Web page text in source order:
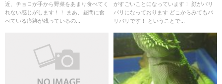
近、チョロが手から野菜をあまり食べてく
れない感じがします！！ まあ、昼間に食
べている痕跡が残っているの...
がすごいことになっています！ 顔がバリ
バリになっております どこからみてもバ
リバリです！ ということで...